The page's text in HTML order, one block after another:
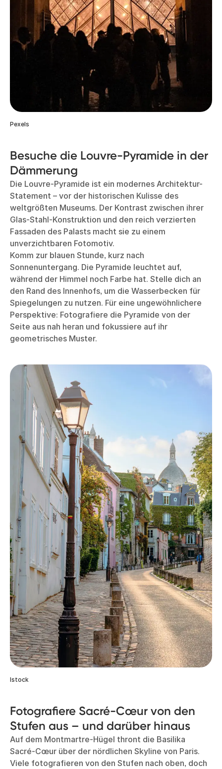
Pexels
Besuche die Louvre-Pyramide in der
Dämmerung
Die Louvre-Pyramide ist ein modernes Architektur-
Statement – vor der historischen Kulisse des
weltgrößten Museums. Der Kontrast zwischen ihrer
Glas-Stahl-Konstruktion und den reich verzierten
Fassaden des Palasts macht sie zu einem
unverzichtbaren Fotomotiv.
Komm zur blauen Stunde, kurz nach
Sonnenuntergang. Die Pyramide leuchtet auf,
während der Himmel noch Farbe hat. Stelle dich an
den Rand des Innenhofs, um die Wasserbecken für
Spiegelungen zu nutzen. Für eine ungewöhnlichere
Perspektive: Fotografiere die Pyramide von der
Seite aus nah heran und fokussiere auf ihr
geometrisches Muster.
Istock
Fotografiere Sacré-Cœur von den
Stufen aus – und darüber hinaus
Auf dem Montmartre-Hügel thront die Basilika
Sacré-Cœur über der nördlichen Skyline von Paris.
Viele fotografieren von den Stufen nach oben, doch